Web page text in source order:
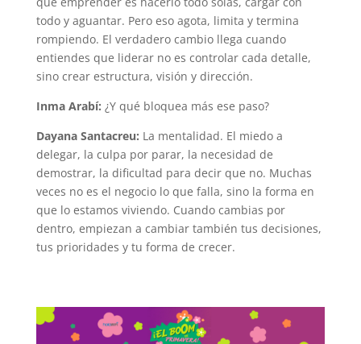
todo y aguantar. Pero eso agota, limita y termina
rompiendo. El verdadero cambio llega cuando
entiendes que liderar no es controlar cada detalle,
sino crear estructura, visión y dirección.
Inma Arabí: ¿Y qué bloquea más ese paso?
Dayana Santacreu: La mentalidad. El miedo a
delegar, la culpa por parar, la necesidad de
demostrar, la dificultad para decir que no. Muchas
veces no es el negocio lo que falla, sino la forma en
que lo estamos viviendo. Cuando cambias por
dentro, empiezan a cambiar también tus decisiones,
tus prioridades y tu forma de crecer.